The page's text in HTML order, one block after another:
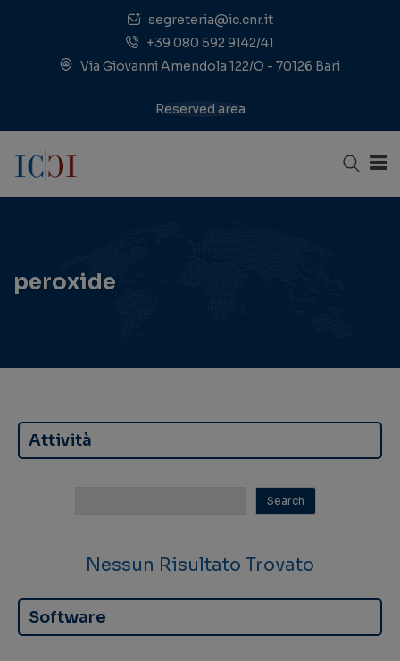
segreteria@ic.cnr.it
+39 080 592 9142/41
Via Giovanni Amendola 122/O - 70126 Bari
Reserved area
peroxide
Attività
Nessun Risultato Trovato
Software